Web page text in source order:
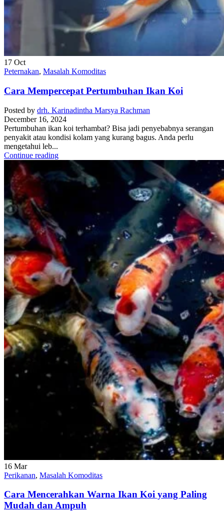
17 Oct
Peternakan, Masalah Komoditas
Cara Mempercepat Pertumbuhan Ikan Koi
Posted by drh. Karinadintha Marsya Rachman
December 16, 2024
Pertumbuhan ikan koi terhambat? Bisa jadi penyebabnya serangan
penyakit atau kondisi kolam yang kurang bagus. Anda perlu
mengetahui leb...
Continue reading
16 Mar
Perikanan, Masalah Komoditas
Cara Mencerahkan Warna Ikan Koi yang Paling
Mudah dan Ampuh